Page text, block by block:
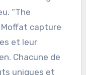
of Winter”
de la Ligue
les athlètes
“Football in
John